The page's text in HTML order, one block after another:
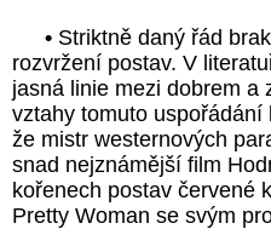
•Striktně daný řád
rozvržení postav. V
jasná linie mezi dobrem a
vztahy tomuto
že mistr westernových
snad nejznámější film
kořenech postav červené
Pretty Woman se svým